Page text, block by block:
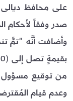
على محافظ ديالى
صدر وفقاً لأحكام المادة (341) من
من توقيع مسؤول
وعدم قيام